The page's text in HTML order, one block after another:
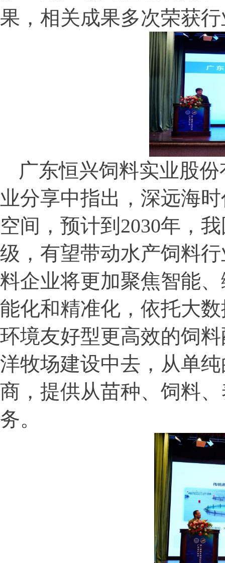
果，相关成果多次荣获
广东恒兴饲料实业股
业分享中指出，深远海
空间，预计到 2030年，
级，有望带动水产饲料
料企业将更加聚焦智能
能化和精准化，依托大
环境友好型更高效的饲
洋牧场建设中去，从单
商，提供从苗种、饲料
务。